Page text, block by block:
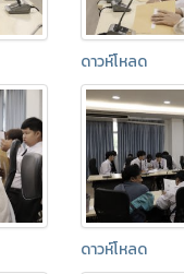
ดาวห์โหลด
ดาวห์โหลด